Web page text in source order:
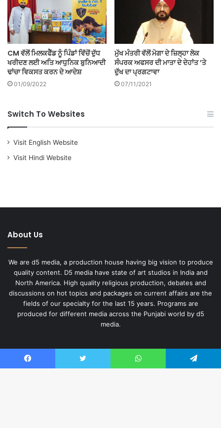
CM ਵੱਲੋਂ ਮਿਲਕਫੈੱਡ ਨੂੰ ਪਿੰਡਾਂ ਵਿੱਚੋਂ ਦੁੱਧ
ਖਰੀਦਣ ਲਈ ਅਤਿ ਆਧੁਨਿਕ ਬੁਨਿਆਦੀ
ਢਾਂਚਾ ਵਿਕਸਤ ਕਰਨ ਦੇ ਆਦੇਸ਼
01/09/2022
ਮੁੱਖ ਮੰਤਰੀ ਵੱਲੋਂ ਮੋਗਾ ਦੇ ਜ਼ਿਲ੍ਹਾ ਲੋਕ
ਸੰਪਰਕ ਅਫਸਰ ਦੀ ਮਾਤਾ ਦੇ ਦੇਹਾਂਤ ’ਤੇ
ਦੁੱਖ ਦਾ ਪ੍ਰਗਟਾਵਾ
07/11/2021
Switch To Websites
Visit English Website
Visit Hindi Website
About Us
We are d5 media, a production house having big vision to produce
quality content. D5 media have state of art studios in India and
North America. High quality religious production, debates and
discussions on hot topics and packages on current affairs are the
fields of our specialty for the last 15 years. Programs are
produced for different media across the Punjabi world by d5
media.
Useful Links
Facebook Twitter WhatsApp Telegram